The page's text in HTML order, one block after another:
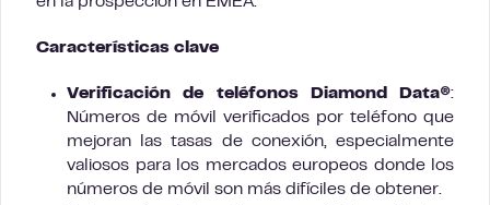
Características clave
Verificación de teléfonos Diamond Data®:
Números de móvil verificados por teléfono que
mejoran las tasas de conexión, especialmente
valiosos para los mercados europeos donde los
números de móvil son más difíciles de obtener.